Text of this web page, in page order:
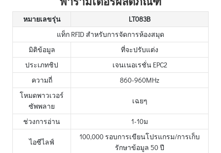
พารามิเตอร์ผลิตภัณฑ์
หมายเลขรุ่น
LT083B
แท็ก RFID สำหรับการจัดการห้องสมุด
มิติข้อมูล
ที่จะปรับแต่ง
ประเภทชิป
เจนเนอเรชั่น EPC2
ความถี่
860-960MHz
โหมดพาวเวอร์
ซัพพลาย
เฉยๆ
ช่วงการอ่าน 1-10ม
ไอซีไลฟ์
100,000 รอบการเขียนโปรแกรม/การเก็บ
รักษาข้อมูล 50 ปี